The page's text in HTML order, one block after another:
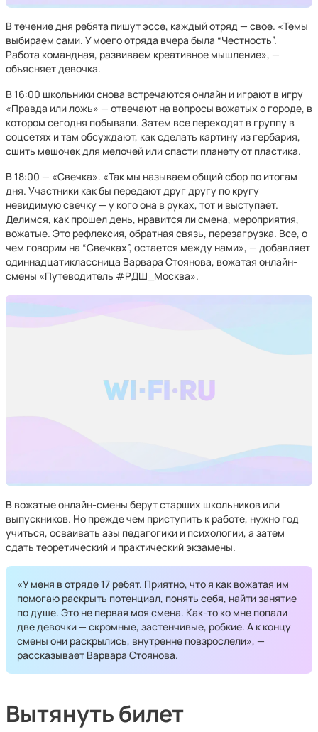
В течение дня ребята пишут эссе, каждый отряд — свое. «Темы
выбираем сами. У моего отряда вчера была “Честность”.
Работа командная, развиваем креативное мышление», —
объясняет девочка.
В 16:00 школьники снова встречаются онлайн и играют в игру
«Правда или ложь» — отвечают на вопросы вожатых о городе, в
котором сегодня побывали. Затем все переходят в группу в
соцсетях и там обсуждают, как сделать картину из гербария,
сшить мешочек для мелочей или спасти планету от пластика.
В 18:00 — «Свечка». «Так мы называем общий сбор по итогам
дня. Участники как бы передают друг другу по кругу
невидимую свечку — у кого она в руках, тот и выступает.
Делимся, как прошел день, нравится ли смена, мероприятия,
вожатые. Это рефлексия, обратная связь, перезагрузка. Все, о
чем говорим на “Свечках”, остается между нами», — добавляет
одиннадцатиклассница Варвара Стоянова, вожатая онлайн-
смены «Путеводитель #РДШ_Москва».
В вожатые онлайн-смены берут старших школьников или
выпускников. Но прежде чем приступить к работе, нужно год
учиться, осваивать азы педагогики и психологии, а затем
сдать теоретический и практический экзамены.
«У меня в отряде 17 ребят. Приятно, что я как вожатая им
помогаю раскрыть потенциал, понять себя, найти занятие
по душе. Это не первая моя смена. Как-то ко мне попали
две девочки — скромные, застенчивые, робкие. А к концу
смены они раскрылись, внутренне повзрослели», —
рассказывает Варвара Стоянова.
Вытянуть билет